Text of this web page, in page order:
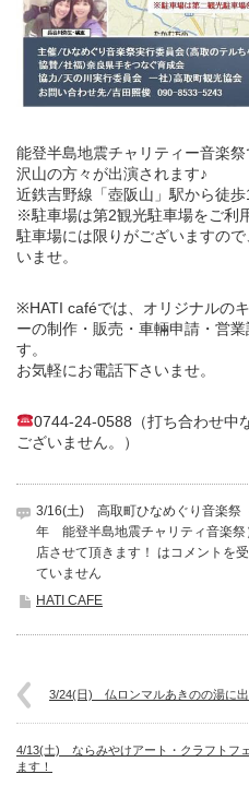
能登半島地震チャリティー音楽祭
沢山の方々が出演されます♪
近鉄吉野線「壺阪山」駅から徒
※駐車場は第2観光駐車場をご利
駐車場には限りがございますの
いませ。
※HATI caféでは、オリジナルの
ーの制作・販売・車輛申請・営
す。
お気軽にお電話下さいませ。
0744-24-0588（打ち合わせ中
ございません。）
3/16(土) 高取町ひなめぐり音楽祭
年 能登半島地震チャリティ音楽祭
店させて頂きます！ はコメントを
ていません
HATI CAFE
3/24(日) 仏ロンマルあきのの湯に出
4/13(土) ならみやけアート・クラフトフ
ます！